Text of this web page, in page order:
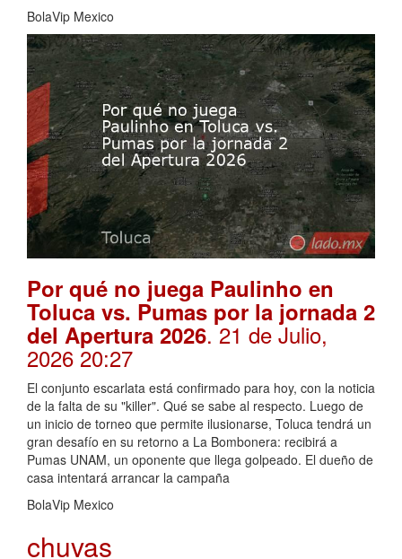
BolaVip Mexico
Por qué no juega Paulinho en
Toluca vs. Pumas por la jornada 2
del Apertura 2026. 21 de Julio,
2026 20:27
El conjunto escarlata está confirmado para hoy, con la noticia
de la falta de su "killer". Qué se sabe al respecto. Luego de
un inicio de torneo que permite ilusionarse, Toluca tendrá un
gran desafío en su retorno a La Bombonera: recibirá a
Pumas UNAM, un oponente que llega golpeado. El dueño de
casa intentará arrancar la campaña
BolaVip Mexico
chuvas